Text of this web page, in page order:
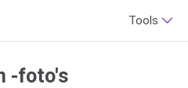
Tools
-foto's